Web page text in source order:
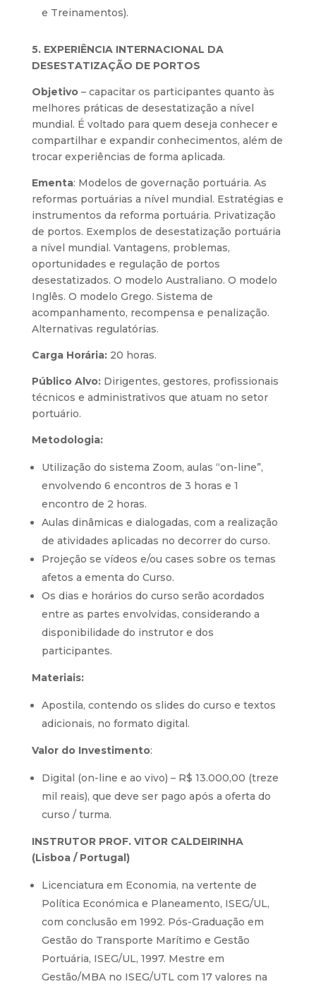
e Treinamentos).
5. EXPERIÊNCIA INTERNACIONAL DA
DESESTATIZAÇÃO DE PORTOS
Objetivo– capacitar os participantes quanto às
melhores práticas de desestatização a nível
mundial. É voltado para quem deseja conhecer e
compartilhar e expandir conhecimentos, além de
trocar experiências de forma aplicada.
Ementa: Modelos de governação portuária. As
reformas portuárias a nível mundial. Estratégias e
instrumentos da reforma portuária. Privatização
de portos. Exemplos de desestatização portuária
a nível mundial. Vantagens, problemas,
oportunidades e regulação de portos
desestatizados. O modelo Australiano. O modelo
Inglês. O modelo Grego. Sistema de
acompanhamento, recompensa e penalização.
Alternativas regulatórias.
Carga Horária:20 horas.
Público Alvo:Dirigentes, gestores, profissionais
técnicos e administrativos que atuam no setor
portuário.
Metodologia:
Utilização do sistema Zoom, aulas “on-line”,
envolvendo 6 encontros de 3 horas e 1
encontro de 2 horas.
Aulas dinâmicas e dialogadas, com a realização
de atividades aplicadas no decorrer do curso.
Projeção se vídeos e/ou cases sobre os temas
afetos a ementa do Curso.
Os dias e horários do curso serão acordados
entre as partes envolvidas, considerando a
disponibilidade do instrutor e dos
participantes.
Materiais:
Apostila, contendo os slides do curso e textos
adicionais, no formato digital.
Valor do Investimento:
Digital (on-line e ao vivo) – R$ 13.000,00 (treze
mil reais), que deve ser pago após a oferta do
curso / turma.
INSTRUTOR PROF. VITOR CALDEIRINHA
(Lisboa / Portugal)
Licenciatura em Economia, na vertente de
Política Económica e Planeamento, ISEG/UL,
com conclusão em 1992. Pós-Graduação em
Gestão do Transporte Marítimo e Gestão
Portuária, ISEG/UL, 1997. Mestre em
Gestão/MBA no ISEG/UTL com 17 valores na